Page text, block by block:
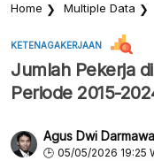
Home Multiple Data
KETENAGAKERJAAN
Jumlah Pekerja
Periode 2015-
Agus Dwi
05/05/2026 19:25